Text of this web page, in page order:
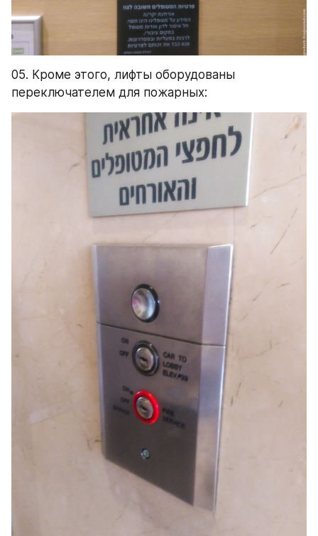
05. Кроме этого, лифты оборудованы
переключателем для пожарных: